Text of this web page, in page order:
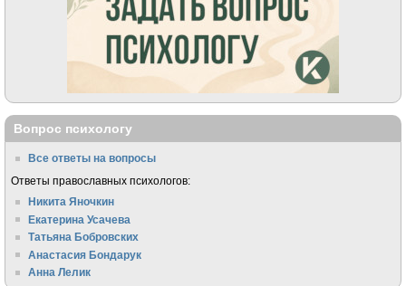
Вопрос психологу
Все ответы на вопросы
Ответы православных психологов:
Никита Яночкин
Екатерина Усачева
Татьяна Бобровских
Анастасия Бондарук
Анна Лелик